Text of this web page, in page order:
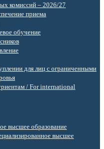
комиссий – 2026/27
приема
обучение
для лиц с ограниченными
/ For international
высшее образование
высшее